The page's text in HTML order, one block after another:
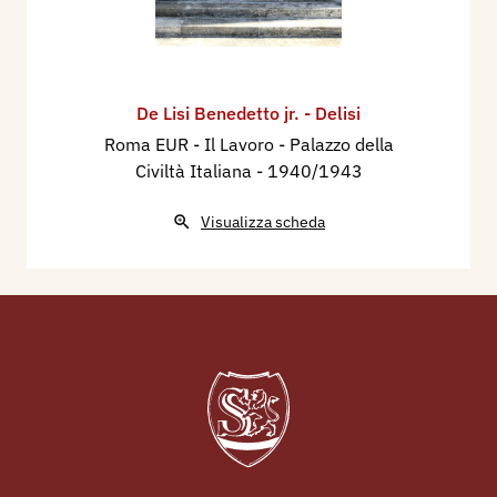
De Lisi Benedetto jr. - Delisi
Roma EUR - Il Lavoro - Palazzo della
Civiltà Italiana - 1940/1943
Visualizza scheda